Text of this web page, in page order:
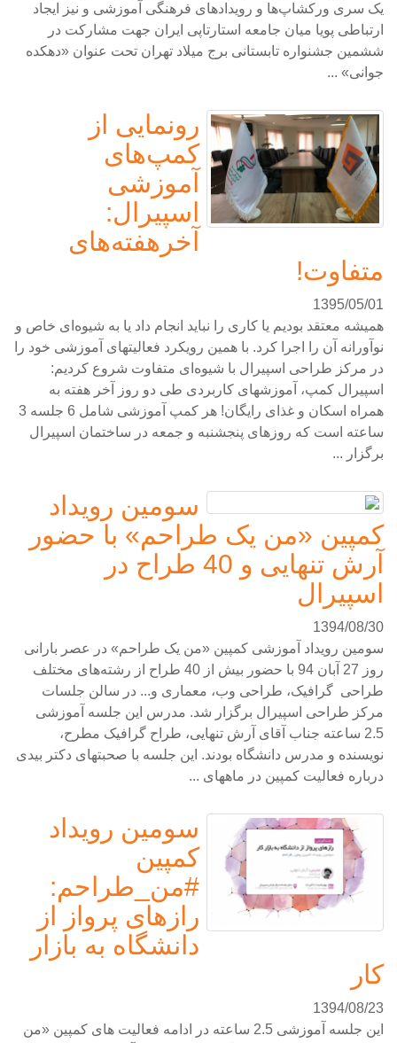
یک سری ورکشاپ‌ها و رویدادهای فرهنگی آموزشی و نیز ایجاد
ارتباطی پویا میان جامعه استارتاپی ایران جهت مشارکت در
ششمین جشنواره تابستانی برج میلاد تهران تحت عنوان «دهکده
جوانی» ...
رونمایی از
کمپ‌های
آموزشی
اسپیرال:
آخرهفته‌های
متفاوت!
1395/05/01
همیشه معتقد بودیم یا کاری را نباید انجام داد یا به شیوه‌ای خاص و
نوآورانه آن را اجرا کرد. با همین رویکرد فعالیتهای آموزشی خود را
در مرکز طراحی اسپیرال با شیوه‌ای متفاوت شروع کردیم:
اسپیرال کمپ، آموزشهای کاربردی طی دو روز آخر هفته به
همراه اسکان و غذای رایگان! هر کمپ آموزشی شامل 6 جلسه 3
ساعته است که روزهای پنجشنبه و جمعه در ساختمان اسپیرال
برگزار ...
سومین رویداد
کمپین «من یک طراحم» با حضور
آرش تنهایی و 40 طراح در
اسپیرال
1394/08/30
سومین رویداد آموزشی کمپین «من یک طراحم» در عصر بارانی
روز 27 آبان 94 با حضور بیش از 40 طراح از رشته‌های مختلف
طراحی گرافیک، طراحی وب، معماری و... در سالن جلسات
مرکز طراحی اسپیرال برگزار شد. مدرس این جلسه آموزشی
2.5 ساعته جناب آقای آرش تنهایی، طراح گرافیک مطرح،
نویسنده و مدرس دانشگاه بودند. این جلسه با صحبتهای دکتر بیدی
درباره فعالیت کمپین در ماههای ...
سومین رویداد
کمپین
#من_طراحم:
رازهای پرواز از
دانشگاه به بازار
کار
1394/08/23
این جلسه آموزشی 2.5 ساعته در ادامه فعالیت های کمپین «من